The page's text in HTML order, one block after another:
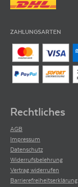
ZAHLUNGSARTEN
Rechtliches
AGB
Impressum
Datenschutz
Widerrufsbelehrung
Vertrag widerrufen
Barrierefreiheitserklärung